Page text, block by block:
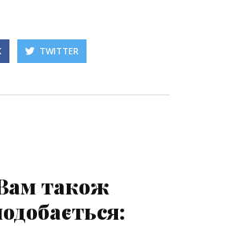
TWITTER
також